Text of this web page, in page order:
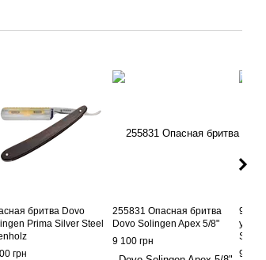
бритва Dovo
Prima Silver Steel
грн
255831 Опасная бритва
Dovo Solingen Apex 5/8"
9 100 грн
9 620